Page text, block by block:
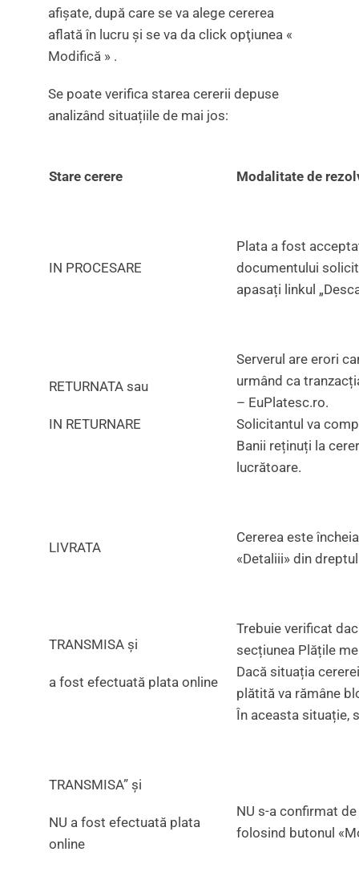
afișate, după care se va alege cererea
aflată în lucru și se va da click opţiunea «
Modifică » .
Se poate verifica starea cererii depuse
analizând situațiile de mai jos:
Stare cerere Modalitate de
IN PROCESARE
Plata a fost
documentului
apasați linkul
RETURNATA sau
IN RETURNARE
Serverul are erori
urmând ca
– EuPlatesc.ro.
Solicitantul va
Banii reținuți la
lucrătoare.
LIVRATA
Cererea este
«Detaliii» din
TRANSMISA și
a fost efectuată plata online
Trebuie verificat
secțiunea Plățile
Dacă situația
plătită va rămâne
În aceasta situație,
TRANSMISA” și
NU a fost efectuată plata
online
NU s-a confirmat
folosind butonul